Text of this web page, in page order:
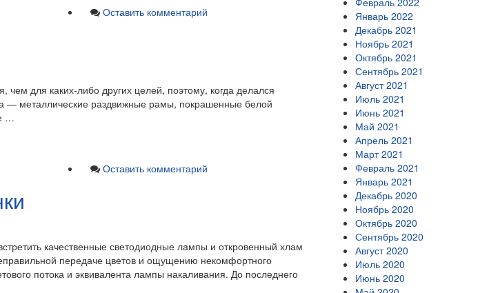
Оставить комментарий
для каких-либо других целей, поэтому, когда делался
— металлические раздвижные рамы, покрашенные белой
…
Оставить комментарий
качественные светодиодные лампы и откровенный хлам
передаче цветов и ощущению некомфортного
потока и эквивалента лампы накаливания. До последнего
Январь 2022
Декабрь 2021
Ноябрь 2021
Октябрь 2021
Сентябрь 2021
Август 2021
Июль 2021
Июнь 2021
Май 2021
Апрель 2021
Март 2021
Февраль 2021
Январь 2021
Декабрь 2020
Ноябрь 2020
Октябрь 2020
Сентябрь 2020
Август 2020
Июль 2020
Июнь 2020